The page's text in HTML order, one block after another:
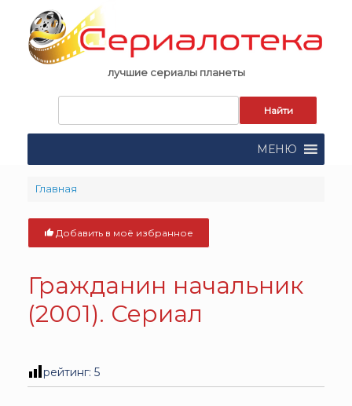
content
лучшие сериалы планеты
поиска:
МЕНЮ
Главная
Добавить в моё избранное
Гражданин начальник
(2001). Сериал
рейтинг: 5